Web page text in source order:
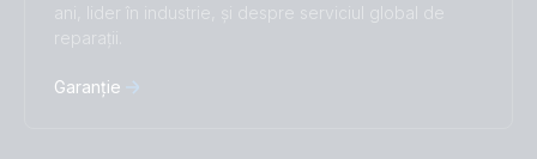
ani, lider în industrie, și despre serviciul global de
reparații.
Garanție